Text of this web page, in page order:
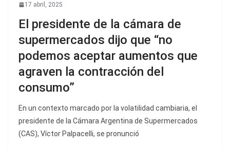
17 abril, 2025
El presidente de la cámara de
supermercados dijo que “no
podemos aceptar aumentos que
agraven la contracción del
consumo”
En un contexto marcado por la volatilidad cambiaria, el
presidente de la Cámara Argentina de Supermercados
(CAS), Víctor Palpacelli, se pronunció